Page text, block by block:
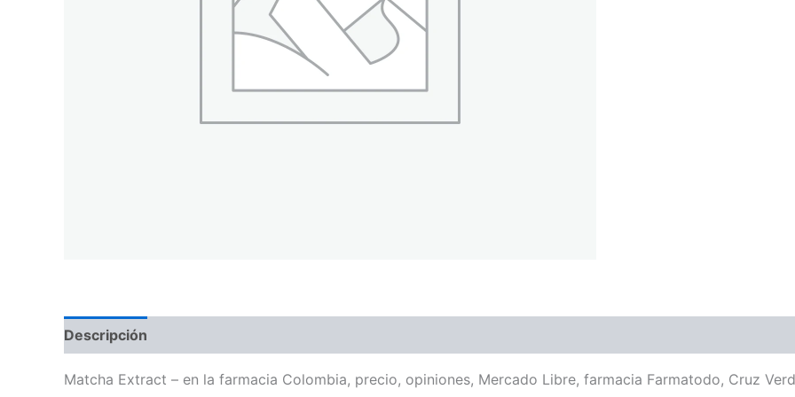
Descripción
Matcha Extract – en la farmacia Colombia, precio, opiniones, Mercado Libre, farmacia Farmatodo, Cruz